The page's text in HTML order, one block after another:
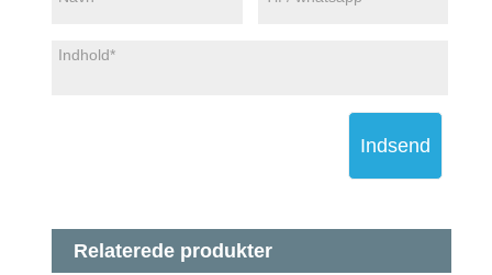
Indsend
Relaterede produkter